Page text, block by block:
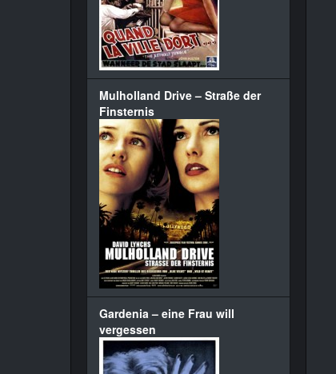
Mulholland Drive – Straße der
Finsternis
Gardenia – eine Frau will
vergessen